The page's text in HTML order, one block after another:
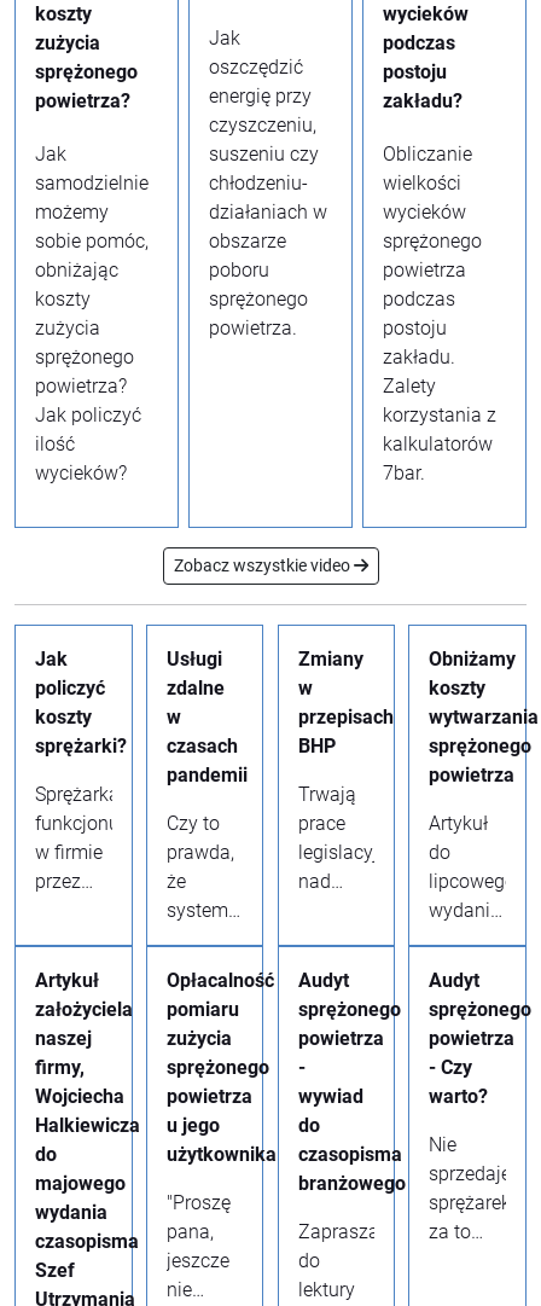
koszty
zużycia
sprężonego
powietrza?
Jak
samodzielnie
możemy
sobie pomóc,
obniżając
koszty
zużycia
sprężonego
powietrza?
Jak policzyć
ilość
wycieków?
Jak
oszczędzić
energię przy
czyszczeniu,
suszeniu czy
chłodzeniu-
działaniach w
obszarze
poboru
sprężonego
powietrza.
wycieków
podczas
postoju
zakładu?
Obliczanie
wielkości
wycieków
sprężonego
powietrza
podczas
postoju
zakładu.
Zalety
korzystania z
kalkulatorów
7bar.
Zobacz wszystkie video
Jak
policzyć
koszty
sprężarki?
Sprężarka
funkcjonuje
w firmie
przez
kilkanaście
lat. Jak
zatem
policzyć
rzeczywiste
koszty
jej
zakupu i
funkcjonowania?
Na co
zwrócić
uwagę
Usługi
zdalne
w
czasach
pandemii
Czy to
prawda,
że
system
zacząć
optymalizować
zdalnie?
Okazuje
się, że
nie
musimy
fizycznie
pojawiać
się u
Państwa
w
Zmiany
w
przepisach
BHP
Trwają
prace
legislacyjne
nad
Ministra
Gospodarki
o
bezpieczeństwie
i higienie
pracy
urządzeniach
energetycznych
mającą
zastąpić
Rozporządzenie
Obniżamy
koszty
wytwarzania
sprężonego
powietrza
Artykuł
do
lipcowego
wydania
Szef
Utrzymania
Ruchu.
Artykuł
założyciela
naszej
firmy,
Wojciecha
Halkiewicza
do
majowego
wydania
czasopisma
Szef
Utrzymania
Opłacalność
pomiaru
zużycia
sprężonego
powietrza
u jego
użytkownika
"Proszę
pana,
jeszcze
nie
Audyt
sprężonego
powietrza
-
wywiad
do
czasopisma
branżowego
Zapraszamy
do
lektury
Audyt
sprężonego
powietrza
- Czy
warto?
Nie
sprzedajemy
sprężarek,
za to